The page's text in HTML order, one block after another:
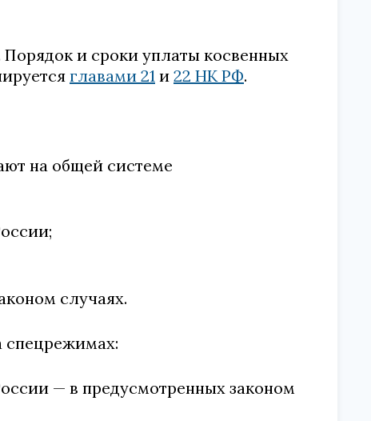
и сроки уплаты косвенных
главами 21 и 22 НК РФ.
на общей системе
случаях.
— в предусмотренных законом